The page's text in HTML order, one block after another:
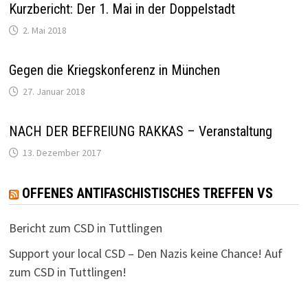
Kurzbericht: Der 1. Mai in der Doppelstadt
2. Mai 2018
Gegen die Kriegskonferenz in München
27. Januar 2018
NACH DER BEFREIUNG RAKKAS – Veranstaltung
13. Dezember 2017
OFFENES ANTIFASCHISTISCHES TREFFEN VS
Bericht zum CSD in Tuttlingen
Support your local CSD – Den Nazis keine Chance! Auf
zum CSD in Tuttlingen!